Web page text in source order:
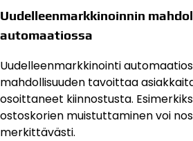
Uudelleenmarkkinoinnin
automaatiossa
Uudelleenmarkkinointi
mahdollisuuden tavoittaa
osoittaneet kiinnostusta.
ostoskorien muistuttaminen voi
merkittävästi.